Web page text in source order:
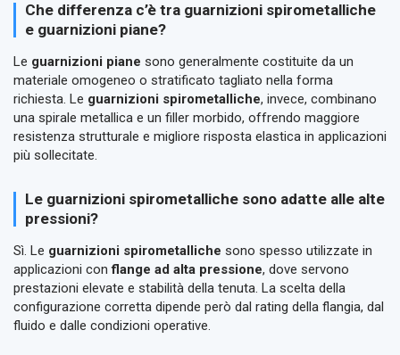
Che differenza c’è tra guarnizioni spirometalliche
e guarnizioni piane?
Le guarnizioni piane sono generalmente costituite da un
materiale omogeneo o stratificato tagliato nella forma
richiesta. Le guarnizioni spirometalliche, invece, combinano
una spirale metallica e un filler morbido, offrendo maggiore
resistenza strutturale e migliore risposta elastica in applicazioni
più sollecitate.
Le guarnizioni spirometalliche sono adatte alle alte
pressioni?
Sì. Le guarnizioni spirometalliche sono spesso utilizzate in
applicazioni conflange ad alta pressione, dove servono
prestazioni elevate e stabilità della tenuta. La scelta della
configurazione corretta dipende però dal rating della flangia, dal
fluido e dalle condizioni operative.